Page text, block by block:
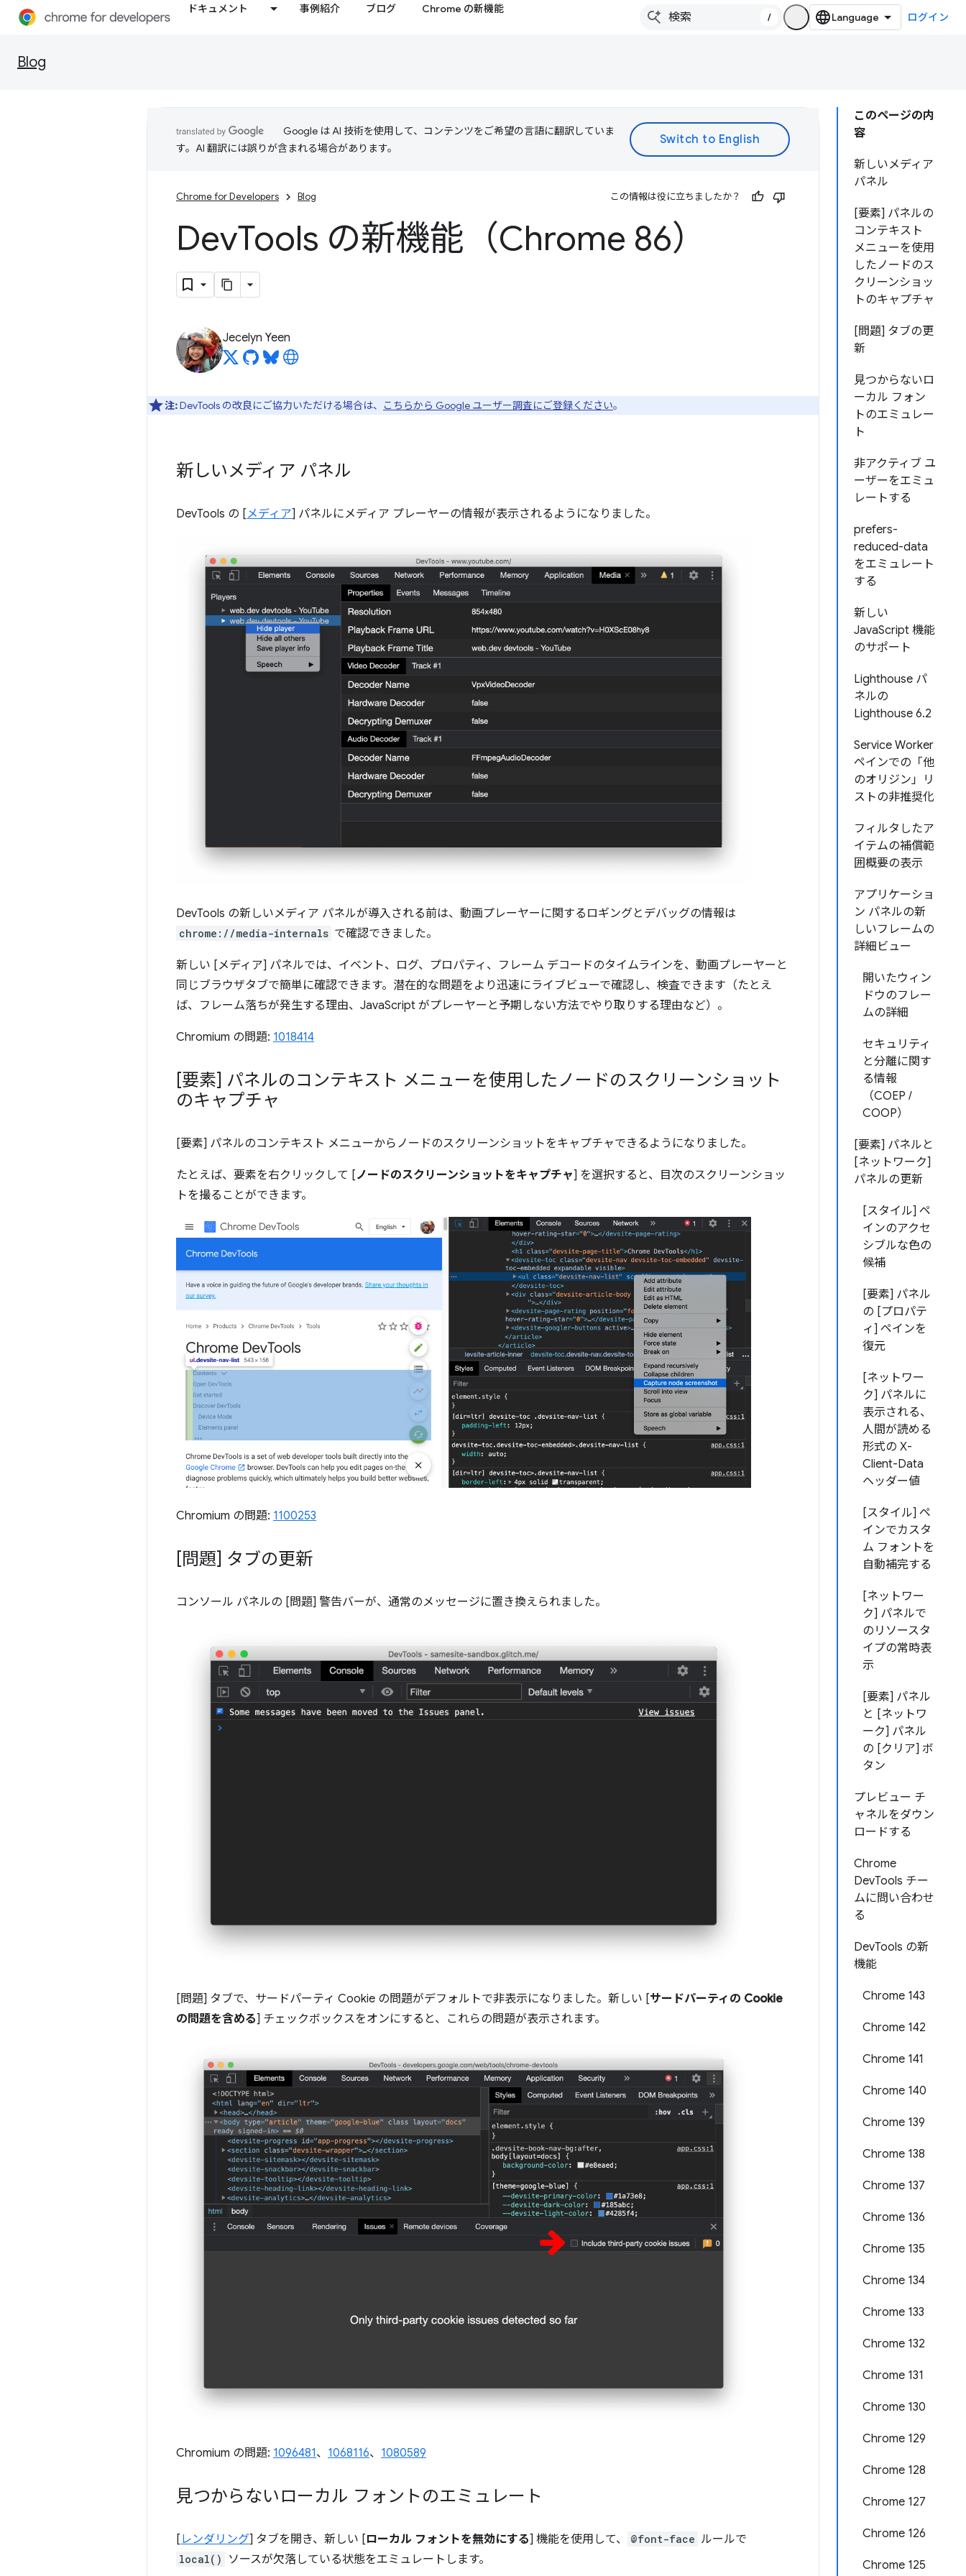
ドキュメント 事例紹介 ブログ Chrome の新機能
/ ログイン
Blog
このページの内
容
新しいメディア
パネル
[要素] パネルの
コンテキスト
メニューを使用
したノードのス
クリーンショッ
トのキャプチャ
[問題] タブの更
新
見つからないロ
ーカル フォン
トのエミュレー
ト
非アクティブ ユ
ーザーをエミュ
レートする
prefers-
reduced-data
をエミュレート
する
新しい
JavaScript 機能
のサポート
Lighthouse パ
ネルの
Lighthouse 6.2
Service Worker
ペインでの「他
のオリジン」リ
ストの非推奨化
フィルタしたア
イテムの補償範
囲概要の表示
アプリケーショ
ン パネルの新
しいフレームの
詳細ビュー
開いたウィン
ドウのフレー
ムの詳細
セキュリティ
と分離に関す
る情報
（COEP /
COOP）
[要素] パネルと
[ネットワーク]
パネルの更新
[スタイル] ペ
インのアクセ
シブルな色の
候補
[要素] パネル
の [プロパテ
ィ] ペインを
復元
[ネットワー
ク] パネルに
表示される、
人間が読める
形式の X-
Client-Data
ヘッダー値
[スタイル] ペ
インでカスタ
ム フォントを
自動補完する
[ネットワー
ク] パネルで
のリソースタ
イプの常時表
示
[要素] パネル
と [ネットワ
ーク] パネル
の [クリア] ボ
タン
プレビュー チ
ャネルをダウン
ロードする
Chrome
DevTools チー
ムに問い合わせ
る
DevTools の新
機能
Chrome 143
Chrome 142
Chrome 141
Chrome 140
Chrome 139
Chrome 138
Chrome 137
Chrome 136
Chrome 135
Chrome 134
Chrome 133
Chrome 132
Chrome 131
Chrome 130
Chrome 129
Chrome 128
Chrome 127
Chrome 126
Chrome 125
Google は AI 技術を使用して、コンテンツをご希望の言語に翻訳していま
す。AI 翻訳には誤りが含まれる場合があります。
Chrome for Developers Blog この情報は役に立ちましたか？
DevTools の新機能（Chrome 86）
Jecelyn Yeen
注:DevTools の改良にご協力いただける場合は、 こちらから Google ユーザー調査にご登録ください。
新しいメディア パネル
DevTools の [メディア] パネルにメディア プレーヤーの情報が表示されるようになりました。
DevTools の新しいメディア パネルが導入される前は、動画プレーヤーに関するロギングとデバッグの情報は
chrome://media-internals で確認できました。
新しい [メディア] パネルでは、イベント、ログ、プロパティ、フレーム デコードのタイムラインを、動画プレーヤーと
同じブラウザタブで簡単に確認できます。潜在的な問題をより迅速にライブビューで確認し、検査できます（たとえ
ば、フレーム落ちが発生する理由、JavaScript がプレーヤーと予期しない方法でやり取りする理由など）。
Chromium の問題: 1018414
[要素] パネルのコンテキスト メニューを使用したノードのスクリーンショット
のキャプチャ
[要素] パネルのコンテキスト メニューからノードのスクリーンショットをキャプチャできるようになりました。
たとえば、要素を右クリックして [ノードのスクリーンショットをキャプチャ] を選択すると、目次のスクリーンショッ
トを撮ることができます。
Chromium の問題: 1100253
[問題] タブの更新
コンソール パネルの [問題] 警告バーが、通常のメッセージに置き換えられました。
[問題] タブで、サードパーティ Cookie の問題がデフォルトで非表示になりました。新しい [サードパーティの Cookie
の問題を含める] チェックボックスをオンにすると、これらの問題が表示されます。
Chromium の問題: 1096481、 1068116、 1080589
見つからないローカル フォントのエミュレート
[ レンダリング] タブを開き、新しい [ローカル フォントを無効にする] 機能を使用して、 @font-face ルールで
local() ソースが欠落している状態をエミュレートします。